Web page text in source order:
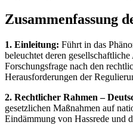
Zusammenfassung
1. Einleitung: Führt in das
beleuchtet deren
Forschungsfrage nach den
Herausforderungen der
2. Rechtlicher Rahmen –
gesetzlichen Maßnahmen auf
Eindämmung von Hassrede und